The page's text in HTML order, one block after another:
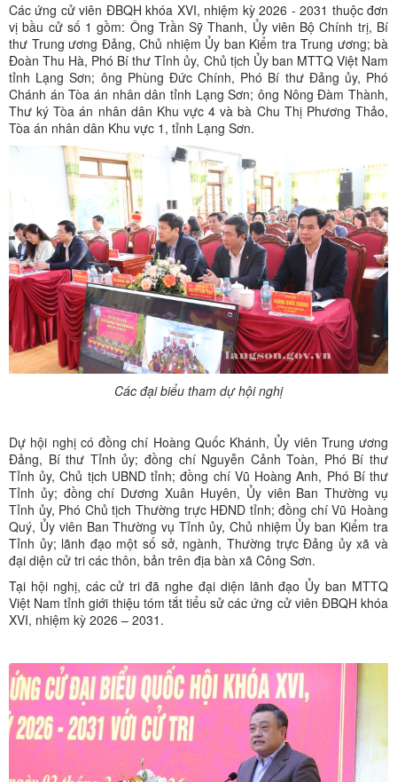
Các ứng cử viên ĐBQH khóa XVI, nhiệm kỳ 2026 - 2031 thuộc đơn
vị bầu cử số 1 gồm: Ông Trần Sỹ Thanh, Ủy viên Bộ Chính trị, Bí
thư Trung ương Đảng, Chủ nhiệm Ủy ban Kiểm tra Trung ương; bà
Đoàn Thu Hà, Phó Bí thư Tỉnh ủy, Chủ tịch Ủy ban MTTQ Việt Nam
tỉnh Lạng Sơn; ông Phùng Đức Chính, Phó Bí thư Đảng ủy, Phó
Chánh án Tòa án nhân dân tỉnh Lạng Sơn; ông Nông Đàm Thành,
Thư ký Tòa án nhân dân Khu vực 4 và bà Chu Thị Phương Thảo,
Tòa án nhân dân Khu vực 1, tỉnh Lạng Sơn.
Các đại biểu tham dự hội nghị
Dự hội nghị có đồng chí Hoàng Quốc Khánh, Ủy viên Trung ương
Đảng, Bí thư Tỉnh ủy; đồng chí Nguyễn Cảnh Toàn, Phó Bí thư
Tỉnh ủy, Chủ tịch UBND tỉnh; đồng chí Vũ Hoàng Anh, Phó Bí thư
Tỉnh ủy; đồng chí Dương Xuân Huyên, Ủy viên Ban Thường vụ
Tỉnh ủy, Phó Chủ tịch Thường trực HĐND tỉnh; đồng chí Vũ Hoàng
Quý, Ủy viên Ban Thường vụ Tỉnh ủy, Chủ nhiệm Ủy ban Kiểm tra
Tỉnh ủy; lãnh đạo một số sở, ngành, Thường trực Đảng ủy xã và
đại diện cử tri các thôn, bản trên địa bàn xã Công Sơn.
Tại hội nghị, các cử tri đã nghe đại diện lãnh đạo Ủy ban MTTQ
Việt Nam tỉnh giới thiệu tóm tắt tiểu sử các ứng cử viên ĐBQH khóa
XVI, nhiệm kỳ 2026 – 2031.